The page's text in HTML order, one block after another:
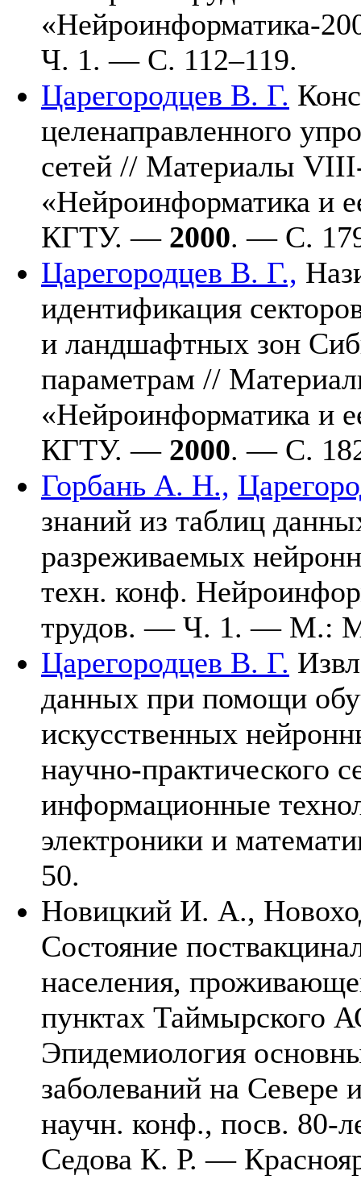
Ч. 1. — С. 112–119.
Царегородцев В. Г.
целенаправленного
сетей // Материалы
«Нейроинформатика и
КГТУ. — 2000. — С. 1
Царегородцев В. Г.,
идентификация
и ландшафтных зон
параметрам //
«Нейроинформатика и
КГТУ. — 2000. — С. 1
Горбань А. Н.,
знаний из таблиц
разреживаемых
техн. конф.
трудов. — Ч. 1. —
Царегородцев В. Г.
данных при помощи
искусственных
научно-практического
информационные
электроники и
50.
Новицкий И. А.,
Состояние
населения,
пунктах Таймырского
Эпидемиология
заболеваний на
научн. конф., посв.
Седова К. Р. —